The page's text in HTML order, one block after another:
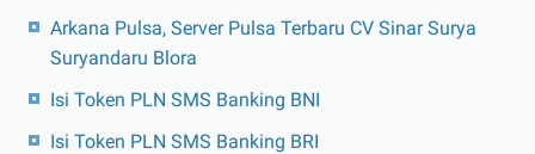
Arkana Pulsa, Server Pulsa Terbaru CV Sinar Surya
Suryandaru Blora
Isi Token PLN SMS Banking BNI
Isi Token PLN SMS Banking BRI